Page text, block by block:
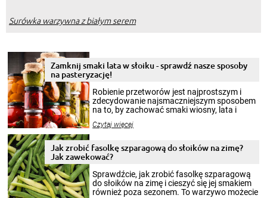
Surówka warzywna z białym serem
Zamknij smaki lata w słoiku - sprawdź nasze sposoby
na pasteryzację!
Robienie przetworów jest najprostszym i
zdecydowanie najsmaczniejszym sposobem
na to, by zachować smaki wiosny, lata i
krajobrazów, by cieszyć nimi oko w sezonie
pełni poczuć atmosferę cieplejszych
miesięcy. Przygotowanie słoików ze
smakowitą zawartością musi obejmować
patenty, które pozwolą zachować świeżość
przetworów.
Czytaj więcej
Jak zrobić fasolkę szparagową do słoików na zimę?
Jak zawekować?
Sprawdźcie, jak zrobić fasolkę szparagową
do słoików na zimę i cieszyć się jej smakiem
również poza sezonem. To warzywo możecie